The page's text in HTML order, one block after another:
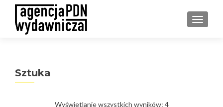
Sztuka
Wyświetlanie wszystkich wyników: 4Posortowane